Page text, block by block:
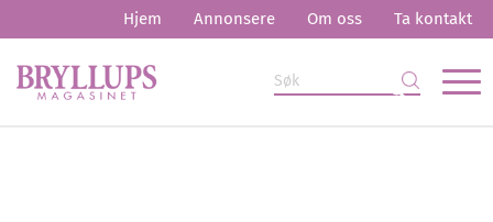
Hjem Annonsere Om oss Ta kontakt